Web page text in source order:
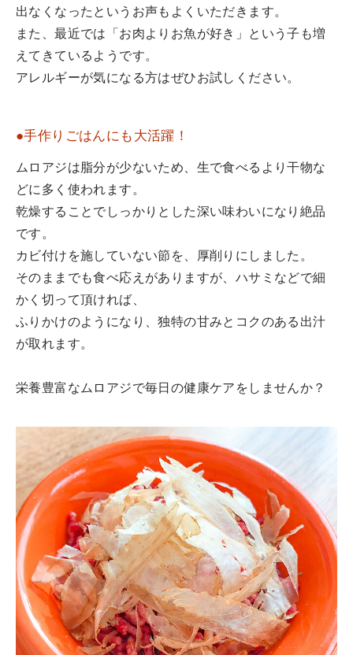
出なくなったというお声もよくいただきます。
また、最近では「お肉よりお魚が好き」という子も増
えてきているようです。
アレルギーが気になる方はぜひお試しください。
●手作りごはんにも大活躍！
ムロアジは脂分が少ないため、生で食べるより干物な
どに多く使われます。
乾燥することでしっかりとした深い味わいになり絶品
です。
カビ付けを施していない節を、厚削りにしました。
そのままでも食べ応えがありますが、ハサミなどで細
かく切って頂ければ、
ふりかけのようになり、独特の甘みとコクのある出汁
が取れます。
栄養豊富なムロアジで毎日の健康ケアをしませんか？